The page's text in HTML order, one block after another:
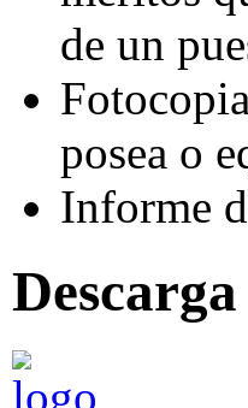
de un
posea o
Informe